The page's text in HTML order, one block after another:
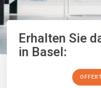
Erhalten Sie
in Basel: